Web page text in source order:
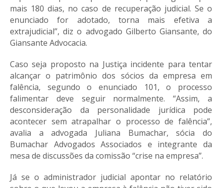
mais 180 dias, no caso de recuperação judicial. Se o
enunciado for adotado, torna mais efetiva a
extrajudicial”, diz o advogado Gilberto Giansante, do
Giansante Advocacia.
Caso seja proposto na Justiça incidente para tentar
alcançar o patrimônio dos sócios da empresa em
falência, segundo o enunciado 101, o processo
falimentar deve seguir normalmente. “Assim, a
desconsideração da personalidade jurídica pode
acontecer sem atrapalhar o processo de falência”,
avalia a advogada Juliana Bumachar, sócia do
Bumachar Advogados Associados e integrante da
mesa de discussões da comissão “crise na empresa”.
Já se o administrador judicial apontar no relatório